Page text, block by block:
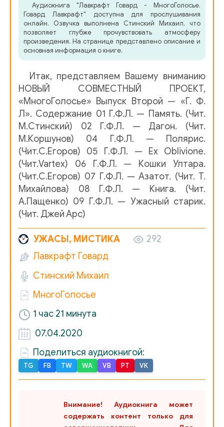
06 Г.Ф.Л. - Кошки Ултара. (Чит.С.Егоров)
07 Г.Ф.Л. - Азатот. (Чит. Т. Михайлова)
09 Г.Ф.Л. - Ужасный старик. (Чит. Джей Арс)
Аудиокнига "Лавкрафт Говард - МногоГолосье.
Говард Лавкрафт" доступна для прослушивания
онлайн. Озвучка выполнена Стинский Михаил, что
позволяет глубже прочувствовать атмосферу
произведения. На странице представлено описание и
основная информация о книге.
Итак, представляем Вашему вниманию
НОВЫЙ СОВМЕСТНЫЙ ПРОЕКТ,
«МногоГолосье» Выпуск Второй — «Г. Ф.
Л». Содержание 01 Г.Ф.Л. — Память. (Чит.
М.Стинский) 02 Г.Ф.Л. — Дагон. (Чит.
М.Коршунов) 04 Г.Ф.Л. — Полярис.
(Чит.С.Егоров) 05 Г.Ф.Л. — Ex Oblivione.
(Чит.Vartex) 06 Г.Ф.Л. — Кошки Ултара.
(Чит.С.Егоров) 07 Г.Ф.Л. — Азатот. (Чит. Т.
Михайлова) 08 Г.Ф.Л. — Книга. (Чит.
А.Пащенко) 09 Г.Ф.Л. — Ужасный старик.
(Чит. Джей Арс)
УЖАСЫ, МИСТИКА
292
Лавкрафт Говард
Стинский Михаил
МногоГолосье
1 час 21 минута
07.04.2020
Поделиться аудиокнигой:
TG FB TW WA VB PT VK
Внимание! Аудиокнига может
содержать контент только для